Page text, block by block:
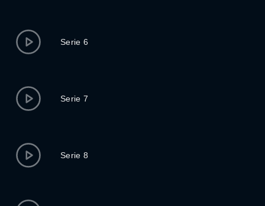
Serie 6
Serie 7
Serie 8